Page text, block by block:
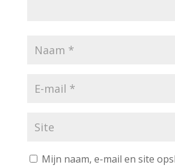
Mijn naam, e-mail en site